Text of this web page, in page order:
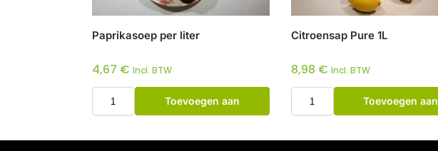
Paprikasoep per liter
4,67 € Incl. BTW
Toevoegen aan
Citroensap Pure 1L
8,98 € Incl. BTW
Toevoegen aan